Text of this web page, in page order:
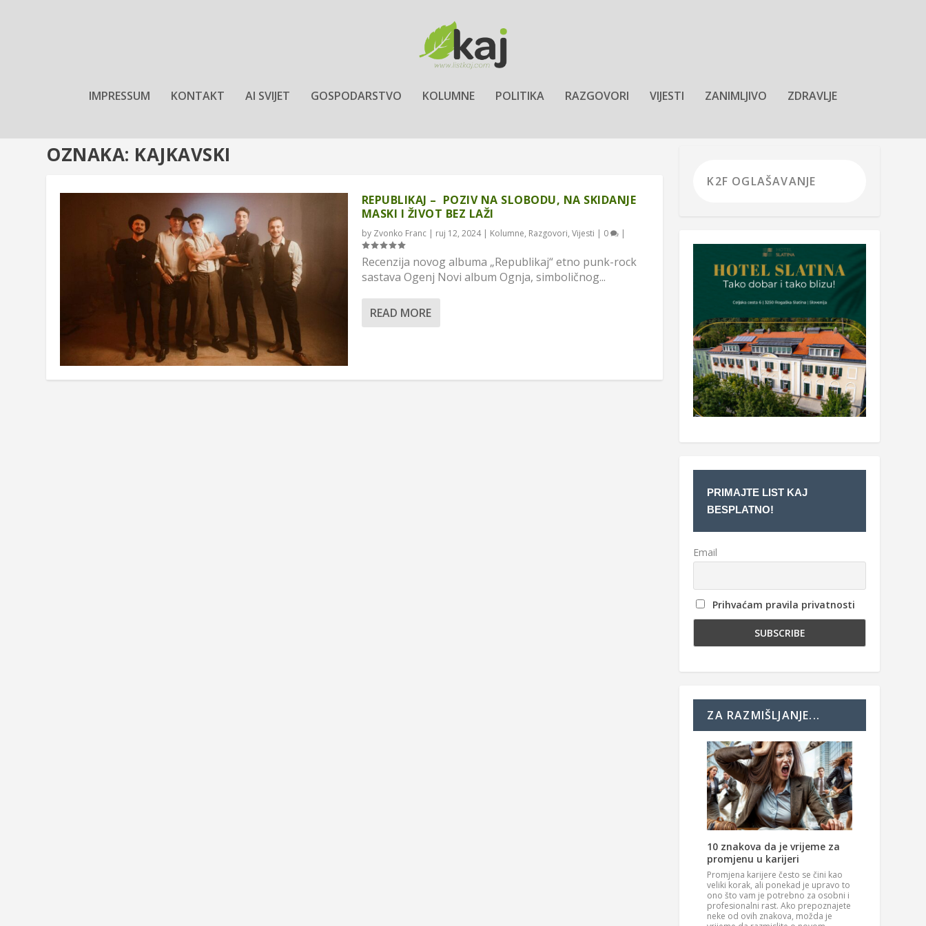
IMPRESSUM KONTAKT AI SVIJET GOSPODARSTVO KOLUMNE POLITIKA RAZGOVORI VIJESTI ZANIMLJIVO ZDRAVLJE
OZNAKA: KAJKAVSKI
REPUBLIKAJ – POZIV NA SLOBODU, NA SKIDANJE
MASKI I ŽIVOT BEZ LAŽI
by Zvonko Franc| ruj 12, 2024| Kolumne, Razgovori, Vijesti | 0 |
Recenzija novog albuma „Republikaj“ etno punk-rock
sastava Ogenj Novi album Ognja, simboličnog...
READ MORE
PRIMAJTE LIST KAJ
BESPLATNO!
Email
Prihvaćam pravila privatnosti
ZA RAZMIŠLJANJE...
10 znakova da je vrijeme za
promjenu u karijeri
Promjena karijere često se čini kao
veliki korak, ali ponekad je upravo to
ono što vam je potrebno za osobni i
profesionalni rast. Ako prepoznajete
neke od ovih znakova, možda je